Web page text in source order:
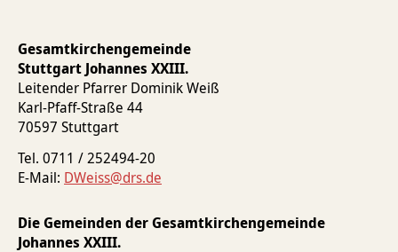
Gesamtkirchengemeinde
Stuttgart Johannes XXIII.
Leitender Pfarrer Dominik Weiß
Karl-Pfaff-Straße 44
70597 Stuttgart
Tel. 0711 / 252494-20
E-Mail: DWeiss@drs.de
Die Gemeinden der Gesamtkirchengemeinde
Johannes XXIII.